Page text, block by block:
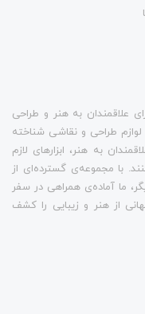
علاقمندان به هنر و طراحی
طراحی و نقاشی شناخته
به هنر، ابزارهای لازم
با مجموعه‌ی گسترده‌ای از
ما آماده‌ی همراهی در سفر
از هنر و زیبایی را کشف